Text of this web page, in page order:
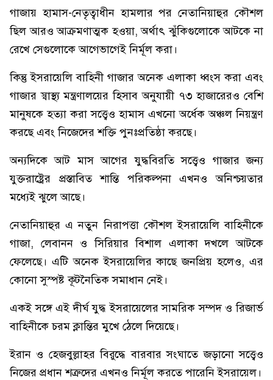
গাজায় হামাস-নেতৃত্বাধীন হামলার পর নেতানিয়াহুর কৌশল
ছিল আরও আক্রমণাত্মক হওয়া, অর্থাৎ ঝুঁকিগুলোকে আটকে না
রেখে সেগুলোকে আগেভাগেই নির্মূল করা।
কিন্তু ইসরায়েলি বাহিনী গাজার অনেক এলাকা ধ্বংস করা এবং
গাজার স্বাস্থ্য মন্ত্রণালয়ের হিসাব অনুযায়ী ৭৩ হাজারেরও বেশি
মানুষকে হত্যা করা সত্ত্বেও হামাস এখনো অর্ধেক অঞ্চল নিয়ন্ত্রণ
করছে এবং নিজেদের শক্তি পুনঃপ্রতিষ্ঠা করছে।
অন্যদিকে আট মাস আগের যুদ্ধবিরতি সত্ত্বেও গাজার জন্য
যুক্তরাষ্ট্রের প্রস্তাবিত শান্তি পরিকল্পনা এখনও অনিশ্চয়তার
মধ্যেই ঝুলে আছে।
নেতানিয়াহুর এ নতুন নিরাপত্তা কৌশল ইসরায়েলি বাহিনীকে
গাজা, লেবানন ও সিরিয়ার বিশাল এলাকা দখলে আটকে
ফেলেছে। এটি অনেক ইসরায়েলির কাছে জনপ্রিয় হলেও, এর
কোনো সুস্পষ্ট কূটনৈতিক সমাধান নেই।
একই সঙ্গে এই দীর্ঘ যুদ্ধ ইসরায়েলের সামরিক সম্পদ ও রিজার্ভ
বাহিনীকে চরম ক্লান্তির মুখে ঠেলে দিয়েছে।
ইরান ও হেজবুল্লাহর বিরুদ্ধে বারবার সংঘাতে জড়ানো সত্ত্বেও
নিজের প্রধান শত্রুদের এখনও নির্মূল করতে পারেনি ইসরায়েল।